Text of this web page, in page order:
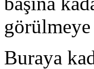
görülmeye
Buraya